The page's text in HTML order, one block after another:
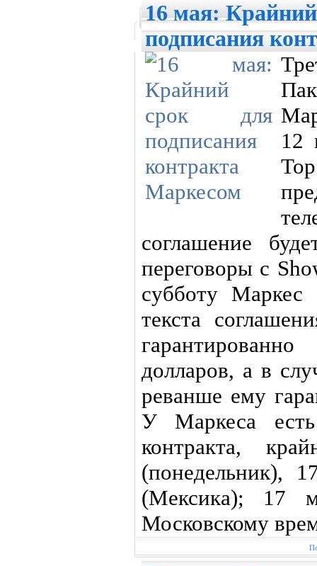
16 мая:
подписания
12
соглашение
переговоры с
субботу Маркес
текста
долларов, а в
реванше ему
У Маркеса
контракта,
(понедельник),
(Мексика); 17
Московскому